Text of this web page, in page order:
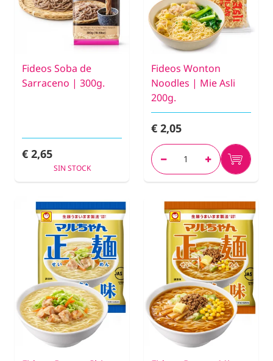
Fideos Soba de
Sarraceno | 300g.
€ 2,65
SIN STOCK
Fideos Wonton
Noodles | Mie Asli
200g.
€ 2,05